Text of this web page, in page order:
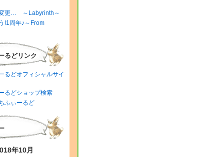
更… ～Labyrinth～
!1周年♪～From
るどリンク
るどオフィシャルサイ
るどショップ検索
ふぃーるど
年10月